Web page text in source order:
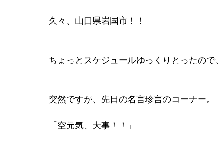
久々、山口県岩国市！！
ちょっとスケジュールゆっくりとったの
突然ですが、先日の名言珍言のコーナー。
「空元気、大事！！」